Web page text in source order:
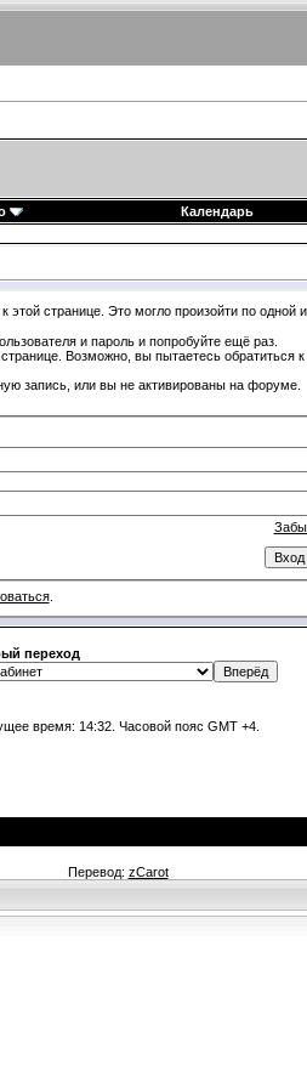
Календарь
странице. Это могло произойти по одной
и пароль и попробуйте ещё раз.
Возможно, вы пытаетесь обратиться
запись, или вы не активированы на форуме.
.
переход
время: 14:32 . Часовой пояс GMT +4.
Перевод: zCarot